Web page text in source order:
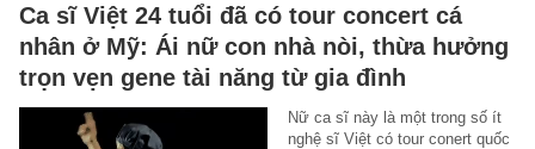
Ca sĩ Việt 24 tuổi đã có tour concert cá
nhân ở Mỹ: Ái nữ con nhà nòi, thừa hưởng
trọn vẹn gene tài năng từ gia đình
Nữ ca sĩ này là một trong số ít
nghệ sĩ Việt có tour conert quốc